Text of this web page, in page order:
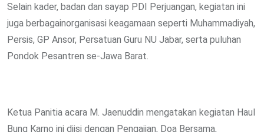
Selain kader, badan dan sayap PDI Perjuangan, kegiatan ini
juga berbagainorganisasi keagamaan seperti Muhammadiyah,
Persis, GP Ansor, Persatuan Guru NU Jabar, serta puluhan
Pondok Pesantren se-Jawa Barat.
Ketua Panitia acara M. Jaenuddin mengatakan kegiatan Haul
Bung Karno ini diisi dengan Pengajian, Doa Bersama,